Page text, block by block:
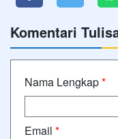
Komentari
Nama Lengkap*
Email *